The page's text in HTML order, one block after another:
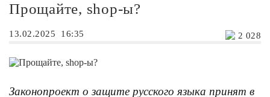
Прощайте, shop-ы?
13.02.2025 16:35 2 028
Законопроект о защите русского языка принят в